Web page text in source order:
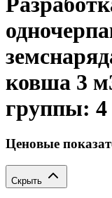
ковша 3
группы: 4
Ценовые
Скрыть